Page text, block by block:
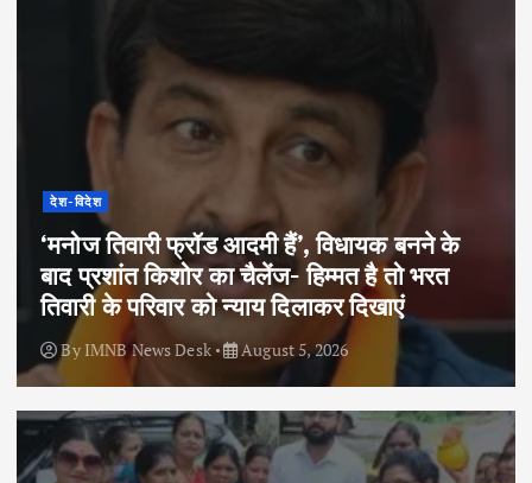
देश-विदेश
‘मनोज तिवारी फ्रॉड आदमी हैं’, विधायक बनने के
बाद प्रशांत किशोर का चैलेंज- हिम्मत है तो भरत
तिवारी के परिवार को न्याय दिलाकर दिखाएं
By IMNB News Desk August 5, 2026